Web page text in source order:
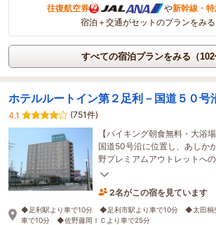
往復航空券 や新幹線・特
宿泊＋交通がセットのプランをみる
すべての宿泊プランをみる（102
ホテルルートイン第２足利－国道５０号
4.1
(751件)
【バイキング朝食無料・大浴
国道50号沿に位置し、あしか
野プレミアムアウトレットへ
レストラン飲み放題あり(詳細
2名がこの宿を見ています
たった今予約されました
◆足利駅より車で10分 ◆足利市駅より車で10分 ◆太田桐
車で10分 ◆佐野藤岡ＩＣより車で25分